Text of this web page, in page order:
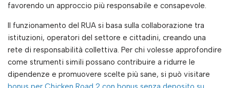
favorendo un approccio più responsabile e consapevole.
Il funzionamento del RUA si basa sulla collaborazione tra
istituzioni, operatori del settore e cittadini, creando una
rete di responsabilità collettiva. Per chi volesse approfondire
come strumenti simili possano contribuire a ridurre le
dipendenze e promuovere scelte più sane, si può visitare